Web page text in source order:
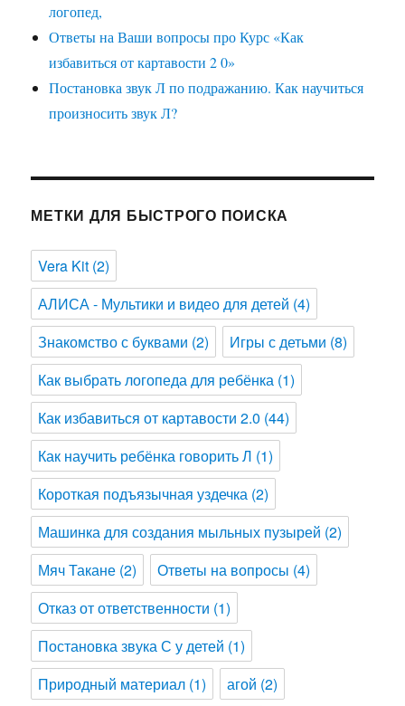
логопед,
Ответы на Ваши вопросы про Курс «Как
избавиться от картавости 2 0»
Постановка звук Л по подражанию. Как научиться
произносить звук Л?
МЕТКИ ДЛЯ БЫСТРОГО ПОИСКА
Vera Kit (2)
АЛИСА - Мультики и видео для детей (4)
Знакомство с буквами (2) Игры с детьми (8)
Как выбрать логопеда для ребёнка (1)
Как избавиться от картавости 2.0 (44)
Как научить ребёнка говорить Л (1)
Короткая подъязычная уздечка (2)
Машинка для создания мыльных пузырей (2)
Мяч Такане (2) Ответы на вопросы (4)
Отказ от ответственности (1)
Постановка звука С у детей (1)
Природный материал (1) агой (2)